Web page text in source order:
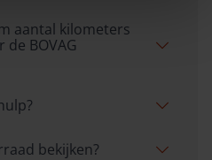
aantal kilometers
BOVAG
bekijken?